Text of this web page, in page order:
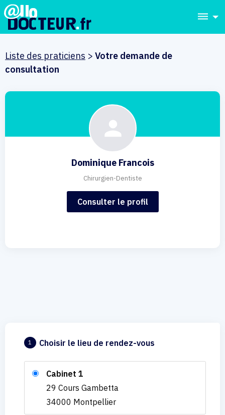
dehaze
Liste des praticiens > Votre demande de
consultation
Dominique Francois
Chirurgien-Dentiste
Consulter le profil
1 Choisir le lieu de rendez-vous
Cabinet 1
29 Cours Gambetta
34000 Montpellier